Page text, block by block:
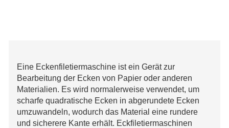
Eine Eckenfiletiermaschine ist ein Gerät zur
Bearbeitung der Ecken von Papier oder anderen
Materialien. Es wird normalerweise verwendet, um
scharfe quadratische Ecken in abgerundete Ecken
umzuwandeln, wodurch das Material eine rundere
und sicherere Kante erhält. Eckfiletiermaschinen